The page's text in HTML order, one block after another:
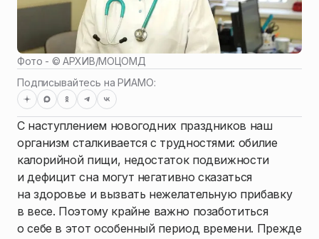
Фото - ©АРХИВ/МОЦОМД
Подписывайтесь на РИАМО:
С наступлением новогодних праздников наш
организм сталкивается с трудностями: обилие
калорийной пищи, недостаток подвижности
и дефицит сна могут негативно сказаться
на здоровье и вызвать нежелательную прибавку
в весе. Поэтому крайне важно позаботиться
о себе в этот особенный период времени. Прежде